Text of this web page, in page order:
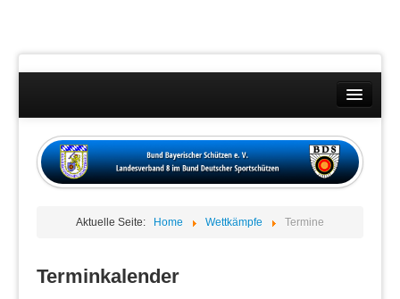
Wettkämpfe
Datenschutzübersicht
Aktuelle Seite: Home Wettkämpfe Termine
Terminkalender